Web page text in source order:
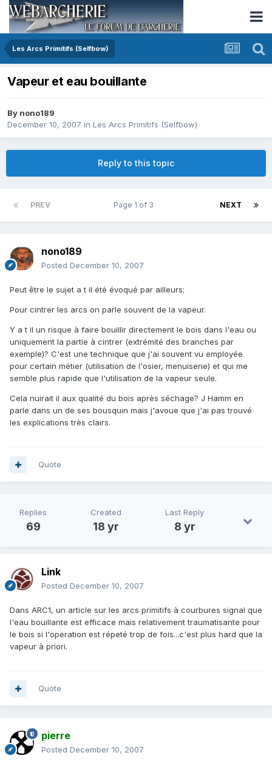
Les Arcs Primitifs (Selfbow)
Vapeur et eau bouillante
By nono189
December 10, 2007 in Les Arcs Primitifs (Selfbow)
Reply to this topic
PREV NEXT
Page 1 of 3
nono189
Posted December 10, 2007
Peut être le sujet a t il été évoqué par ailleurs:
Pour cintrer les arcs on parle souvent de la vapeur.
Y a t il un risque à faire bouillir directement le bois dans l'eau ou
uniquement la partie à cintrer (extrémité des branches par
exemple)? C'est une technique que j'ai souvent vu employée
pour certain métier (utilisation de l'osier, menuiserie) et qui me
semble plus rapide que l'utilisation de la vapeur seule.
Cela nuirait il aux qualité du bois après séchage? J Hamm en
parle dans un de ses bousquin mais j'avoue que j'ai pas trouvé
les explications très clairs.
Quote
Replies
69
Created
18 yr
Last Reply
8 yr
Link
Posted December 10, 2007
Dans ARC1, un article sur les arcs primitifs à courbures signal que
l'eau bouillante est efficace mais relativement traumatisante pour
le bois si l'operation est répeté trop de fois...c'est plus hard que la
vapeur à priori.
Quote
pierre
Posted December 10, 2007